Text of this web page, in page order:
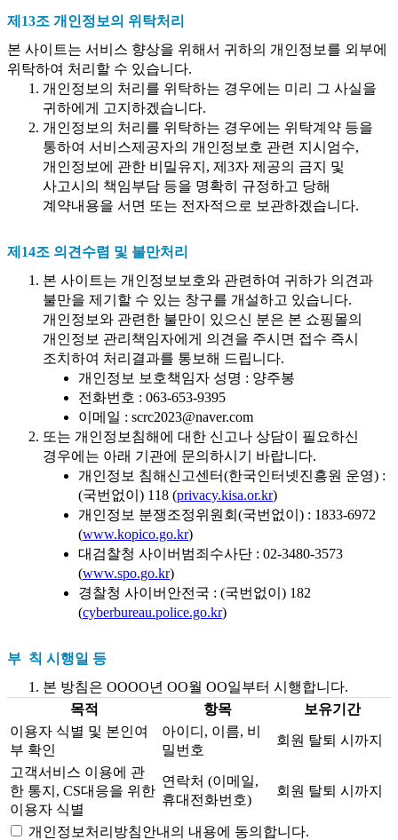
제13조 개인정보의 위탁처리
본 사이트는 서비스 향상을 위해서 귀하의 개인정보를 외부에
위탁하여 처리할 수 있습니다.
개인정보의 처리를 위탁하는 경우에는 미리 그 사실을
귀하에게 고지하겠습니다.
개인정보의 처리를 위탁하는 경우에는 위탁계약 등을
통하여 서비스제공자의 개인정보호 관련 지시엄수,
개인정보에 관한 비밀유지, 제3자 제공의 금지 및
사고시의 책임부담 등을 명확히 규정하고 당해
계약내용을 서면 또는 전자적으로 보관하겠습니다.
제14조 의견수렴 및 불만처리
본 사이트는 개인정보보호와 관련하여 귀하가 의견과
불만을 제기할 수 있는 창구를 개설하고 있습니다.
개인정보와 관련한 불만이 있으신 분은 본 쇼핑몰의
개인정보 관리책임자에게 의견을 주시면 접수 즉시
조치하여 처리결과를 통보해 드립니다.
개인정보 보호책임자 성명 : 양주봉
전화번호 : 063-653-9395
이메일 : scrc2023@naver.com
또는 개인정보침해에 대한 신고나 상담이 필요하신
경우에는 아래 기관에 문의하시기 바랍니다.
개인정보 침해신고센터(한국인터넷진흥원 운영) :
(국번없이) 118 (privacy.kisa.or.kr)
개인정보 분쟁조정위원회(국번없이) : 1833-6972
(www.kopico.go.kr)
대검찰청 사이버범죄수사단 : 02-3480-3573
(www.spo.go.kr)
경찰청 사이버안전국 : (국번없이) 182
(cyberbureau.police.go.kr)
부 칙 시행일 등
본 방침은 OOOO년 OO월 OO일부터 시행합니다.
목적
항목
보유기간
이용자 식별 및 본인여
부 확인
아이디, 이름, 비
밀번호
회원 탈퇴 시까지
고객서비스 이용에 관
한 통지, CS대응을 위한
이용자 식별
연락처 (이메일,
휴대전화번호)
회원 탈퇴 시까지
개인정보처리방침안내의 내용에 동의합니다.